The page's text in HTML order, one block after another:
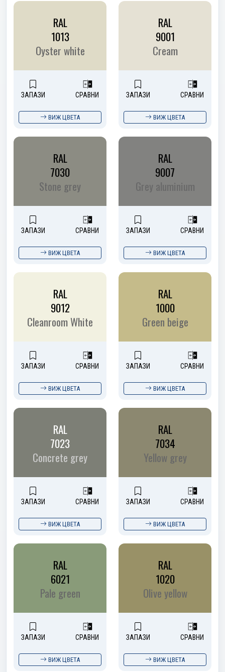
RAL
1013
Oyster white
ЗАПАЗИ СРАВНИ
ВИЖ ЦВЕТА
RAL
9001
Cream
ЗАПАЗИ СРАВНИ
ВИЖ ЦВЕТА
RAL
7030
Stone grey
ЗАПАЗИ СРАВНИ
ВИЖ ЦВЕТА
RAL
9007
Grey aluminium
ЗАПАЗИ СРАВНИ
ВИЖ ЦВЕТА
RAL
9012
Cleanroom White
ЗАПАЗИ СРАВНИ
ВИЖ ЦВЕТА
RAL
1000
Green beige
ЗАПАЗИ СРАВНИ
ВИЖ ЦВЕТА
RAL
7023
Concrete grey
ЗАПАЗИ СРАВНИ
ВИЖ ЦВЕТА
RAL
7034
Yellow grey
ЗАПАЗИ СРАВНИ
ВИЖ ЦВЕТА
RAL
6021
Pale green
ЗАПАЗИ СРАВНИ
ВИЖ ЦВЕТА
RAL
1020
Olive yellow
ЗАПАЗИ СРАВНИ
ВИЖ ЦВЕТА